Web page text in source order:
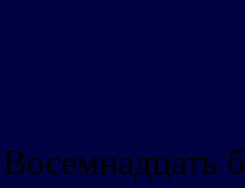
Восемнадцать